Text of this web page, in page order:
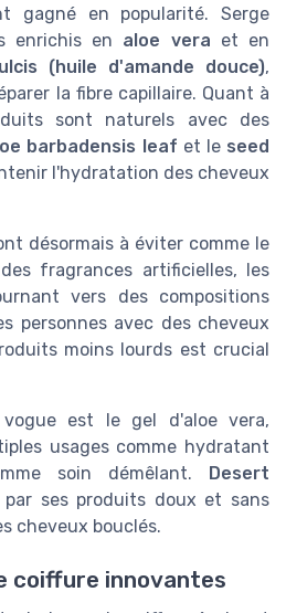
gagné en popularité. Serge
enrichis en aloe vera et en
(huile d'amande douce),
la fibre capillaire. Quant à
sont naturels avec des
barbadensis leaf et le seed
l'hydratation des cheveux
désormais à éviter comme le
fragrances artificielles, les
vers des compositions
personnes avec des cheveux
moins lourds est crucial
est le gel d'aloe vera,
usages comme hydratant
soin démêlant. Desert
ses produits doux et sans
cheveux bouclés.
coiffure innovantes